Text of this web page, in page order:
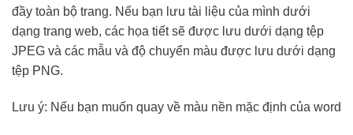
đầy toàn bộ trang. Nếu bạn lưu tài liệu của mình dưới
dạng trang web, các họa tiết sẽ được lưu dưới dạng tệp
JPEG và các mẫu và độ chuyển màu được lưu dưới dạng
tệp PNG.
Lưu ý: Nếu bạn muốn quay về màu nền mặc định của word